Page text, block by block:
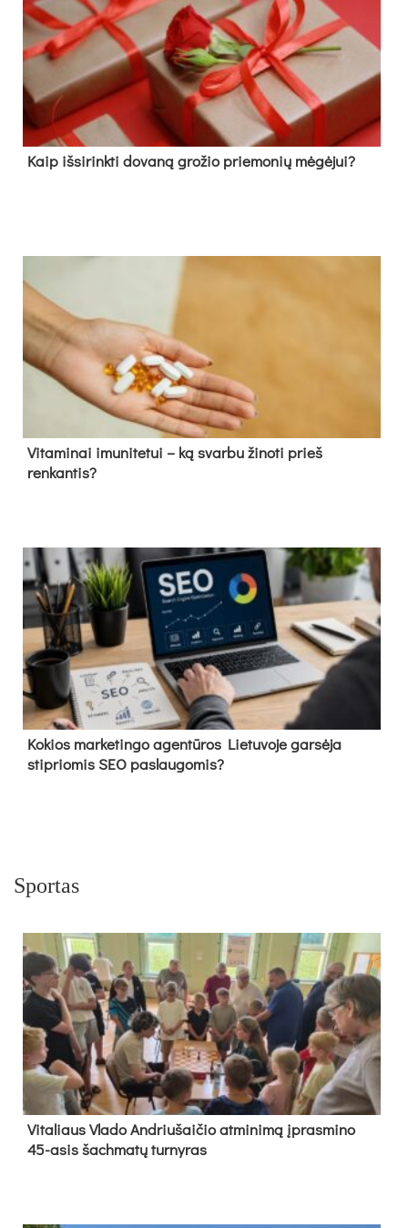
Kaip išsirinkti dovaną grožio priemonių mėgėjui?
Vitaminai imunitetui – ką svarbu žinoti prieš
renkantis?
Kokios marketingo agentūros Lietuvoje garsėja
stipriomis SEO paslaugomis?
Sportas
Vi­ta­liaus Vla­do And­riu­šai­čio at­mi­ni­mą įpras­mi­no
45-asis šach­ma­tų tur­ny­ras